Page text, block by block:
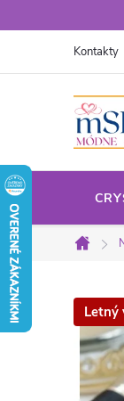
na
Kontakty
Domov
Letný